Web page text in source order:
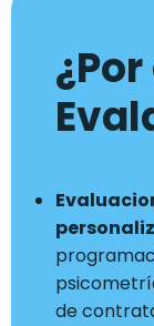
de